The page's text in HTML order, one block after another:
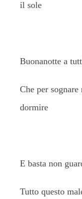
il sole
Buonanotte a
Che per
dormire
E basta non
Tutto questo